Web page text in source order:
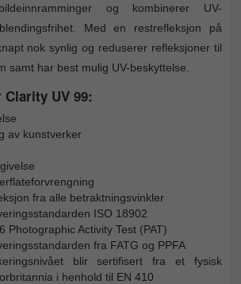
og kombinerer UV-
Med en restrefleksjon på
nok synlig og reduserer refleksjoner til
samt har best mulig UV-beskyttelse.
UV 99:
av kunstverker
fra alle betraktningsvinkler
ISO 18902
Photographic Activity Test (PAT)
fra FATG og PPFA
blir sertifisert fra et fysisk
i henhold til EN 410